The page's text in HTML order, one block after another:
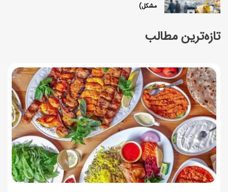
تازه‌ترین مطالب
مشکل)
ساخت فیلم سینمایی «Game of Thrones» رسماً تأیید شد
آموزش گام به گام برنامه شمیم کالابرگ
17 مرداد 1405
لیست شهرهای فعال اُکالا
17 مرداد 1405
روش‌های استعلام کالابرگ (فعال بودن و موجودی)
17 مرداد 1405